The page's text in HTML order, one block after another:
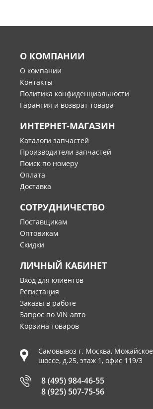
О КОМПАНИИ
О компании
Контакты
Политика конфиденциальности
Гарантия и возврат товара
ИНТЕРНЕТ-МАГАЗИН
Каталоги запчастей
Производители запчастей
Поиск по номеру
Оплата
Доставка
СОТРУДНИЧЕСТВО
Поставщикам
Оптовикам
Скидки
ЛИЧНЫЙ КАБИНЕТ
Вход для клиентов
Регистация
Заказы в работе
Запрос по VIN авто
Корзина товаров
Самовывоз г. Москва, Можайское
шоссе, д.25, этаж 1, офис 119/3
8 (495) 984-46-55
8 (925) 507-75-56